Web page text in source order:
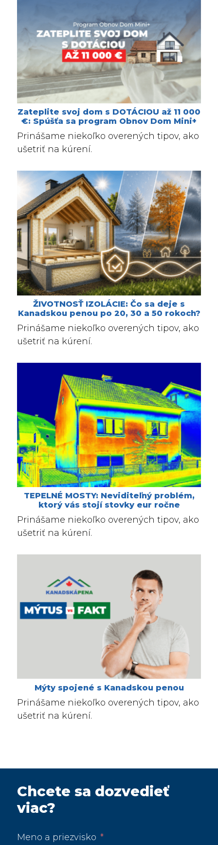
Zateplite svoj dom s DOTÁCIOU až 11 000
€: Spúšťa sa program Obnov Dom Mini+
Prinášame niekoľko overených tipov, ako
ušetriť na kúrení.
ŽIVOTNOSŤ IZOLÁCIE: Čo sa deje s
Kanadskou penou po 20, 30 a 50 rokoch?
Prinášame niekoľko overených tipov, ako
ušetriť na kúrení.
TEPELNÉ MOSTY: Neviditeľný problém,
ktorý vás stojí stovky eur ročne
Prinášame niekoľko overených tipov, ako
ušetriť na kúrení.
Mýty spojené s Kanadskou penou
Prinášame niekoľko overených tipov, ako
ušetriť na kúrení.
Chcete sa dozvedieť
viac?
Meno a priezvisko